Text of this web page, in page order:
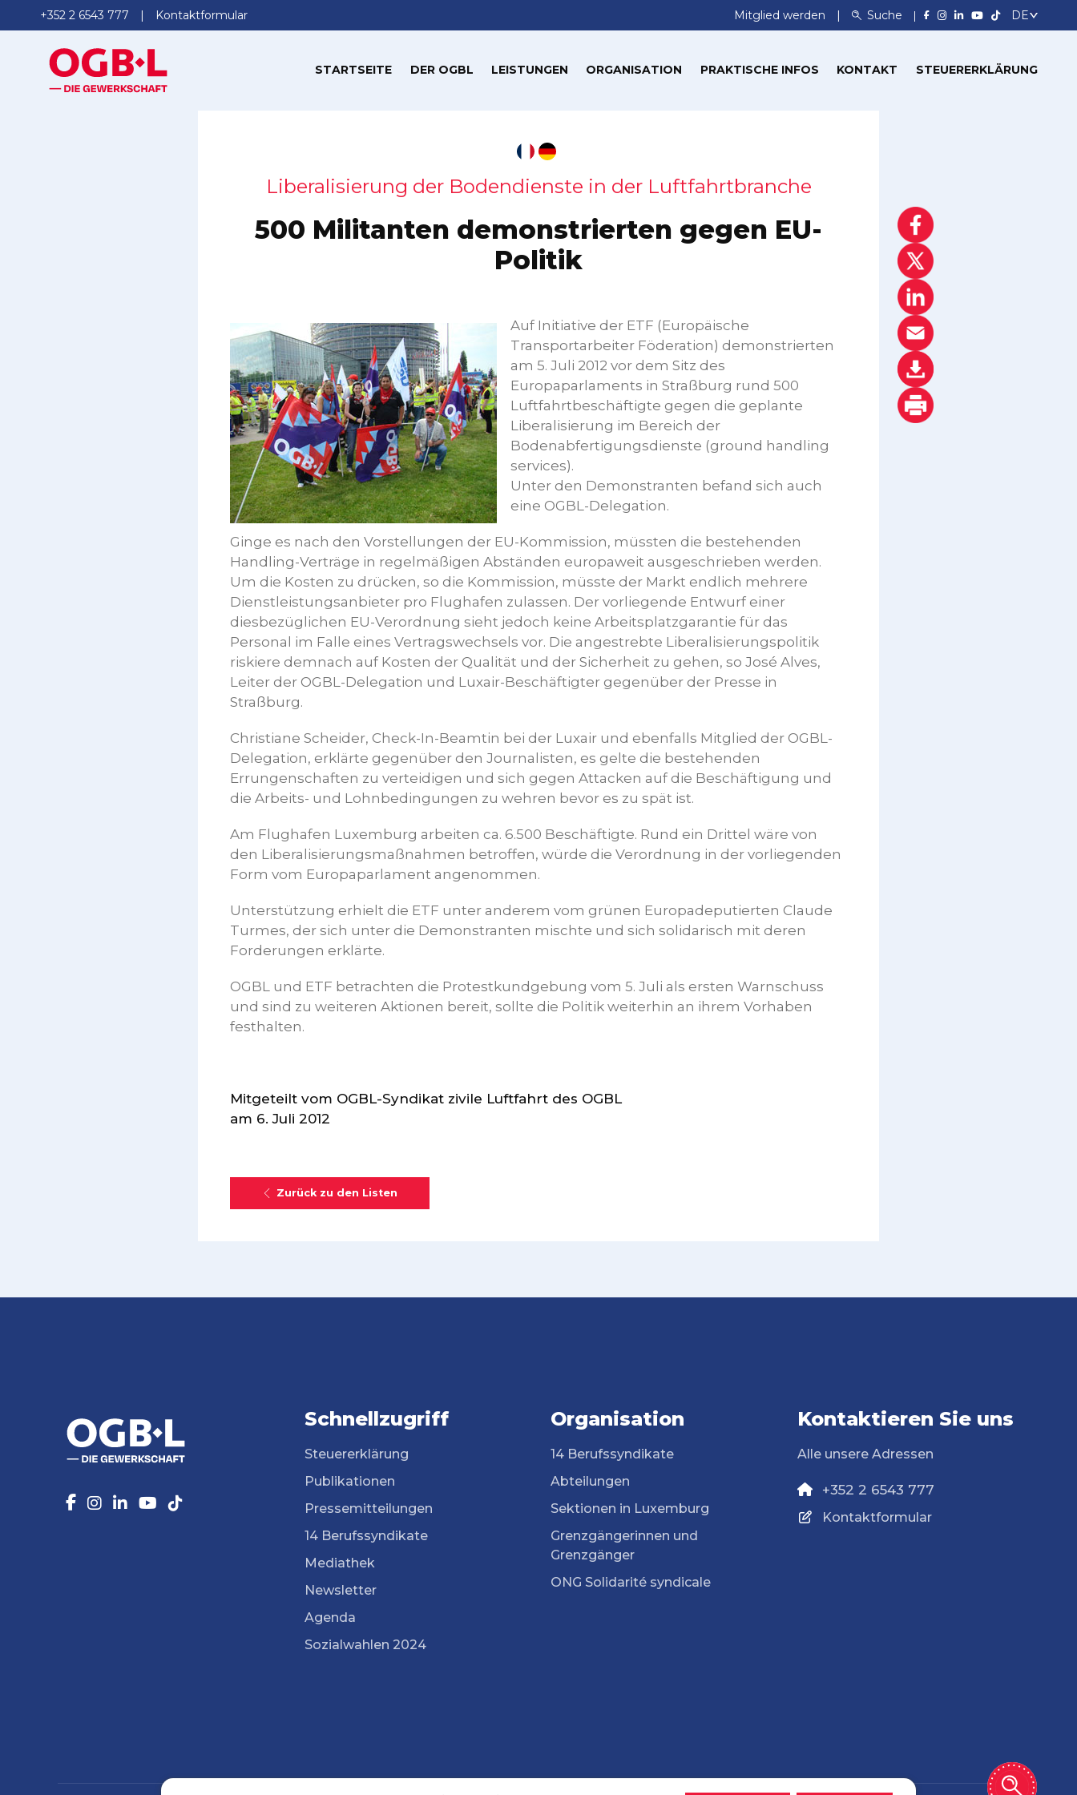
+352 2 6543 777 Kontaktformular Mitglied werden Suche
STARTSEITE DER OGBL LEISTUNGEN ORGANISATION PRAKTISCHE INFOS KONTAKT STEUERERKLÄRUNG
Liberalisierung der Bodendienste in der Luftfahrtbranche
500 Militanten demonstrierten gegen EU-
Politik
Auf Initiative der ETF (Europäische
Transportarbeiter Föderation) demonstrierten
am 5. Juli 2012 vor dem Sitz des
Europaparlaments in Straßburg rund 500
Luftfahrtbeschäftigte gegen die geplante
Liberalisierung im Bereich der
Bodenabfertigungsdienste (ground handling
services).
Unter den Demonstranten befand sich auch
eine OGBL-Delegation.
Ginge es nach den Vorstellungen der EU-Kommission, müssten die bestehenden
Handling-Verträge in regelmäßigen Abständen europaweit ausgeschrieben werden.
Um die Kosten zu drücken, so die Kommission, müsste der Markt endlich mehrere
Dienstleistungsanbieter pro Flughafen zulassen. Der vorliegende Entwurf einer
diesbezüglichen EU-Verordnung sieht jedoch keine Arbeitsplatzgarantie für das
Personal im Falle eines Vertragswechsels vor. Die angestrebte Liberalisierungspolitik
riskiere demnach auf Kosten der Qualität und der Sicherheit zu gehen, so José Alves,
Leiter der OGBL-Delegation und Luxair-Beschäftigter gegenüber der Presse in
Straßburg.
Christiane Scheider, Check-In-Beamtin bei der Luxair und ebenfalls Mitglied der OGBL-
Delegation, erklärte gegenüber den Journalisten, es gelte die bestehenden
Errungenschaften zu verteidigen und sich gegen Attacken auf die Beschäftigung und
die Arbeits- und Lohnbedingungen zu wehren bevor es zu spät ist.
Am Flughafen Luxemburg arbeiten ca. 6.500 Beschäftigte. Rund ein Drittel wäre von
den Liberalisierungsmaßnahmen betroffen, würde die Verordnung in der vorliegenden
Form vom Europaparlament angenommen.
Unterstützung erhielt die ETF unter anderem vom grünen Europadeputierten Claude
Turmes, der sich unter die Demonstranten mischte und sich solidarisch mit deren
Forderungen erklärte.
OGBL und ETF betrachten die Protestkundgebung vom 5. Juli als ersten Warnschuss
und sind zu weiteren Aktionen bereit, sollte die Politik weiterhin an ihrem Vorhaben
festhalten.
Mitgeteilt vom OGBL-Syndikat zivile Luftfahrt des OGBL
am 6. Juli 2012
Zurück zu den Listen
Schnellzugriff
Steuererklärung
Publikationen
Pressemitteilungen
14 Berufssyndikate
Mediathek
Newsletter
Agenda
Sozialwahlen 2024
Organisation
14 Berufssyndikate
Abteilungen
Sektionen in Luxemburg
Grenzgängerinnen und
Grenzgänger
ONG Solidarité syndicale
Kontaktieren Sie uns
Alle unsere Adressen
+352 2 6543 777
Kontaktformular